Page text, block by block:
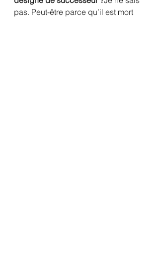
pas. Peut-être parce qu’il est mort